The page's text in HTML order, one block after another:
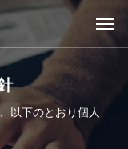
以下のとおり個人